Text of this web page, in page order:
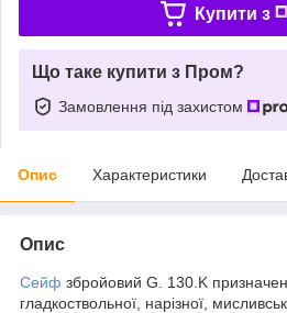
Купити з
Що таке купити з Пром?
Замовлення під захистом
Опис Характеристики
Опис
Сейф збройовий G. 130.K
гладкоствольної, нарізної,